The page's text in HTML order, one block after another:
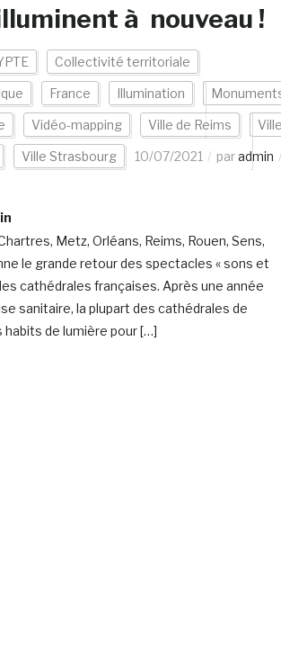
à nouveau !
Collectivité territoriale
France Illumination
Vidéo-mapping Ville de Reims
Ville Strasbourg 10/07/2021 paradmin
Metz, Orléans, Reims, Rouen, Sens,
le grande retour des spectacles « sons et
cathédrales françaises. Après une année
sanitaire, la plupart des cathédrales de
de lumière pour […]